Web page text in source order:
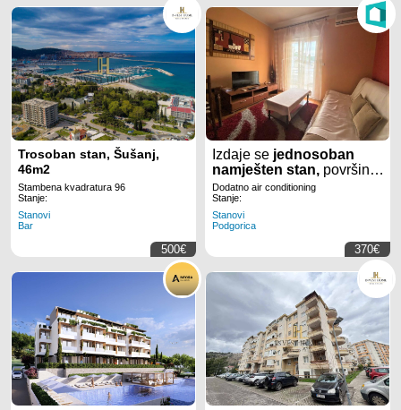
Trosoban stan, Šušanj,
46m2
Stambena kvadratura 96
Stanje:
Stanovi
Bar
500€
Izdaje sejednosoban
namješten stan, površine
40m2, naStarom
aerodromu,
Dodatno air conditioning
Stanje:
Stanovi
Podgorica
370€